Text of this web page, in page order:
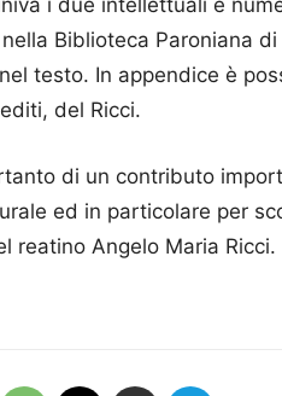
Biblioteca Paroniana
nel testo. In appendice è
del Ricci.
di un contributo
ed in particolare per
reatino Angelo Maria Ricci.